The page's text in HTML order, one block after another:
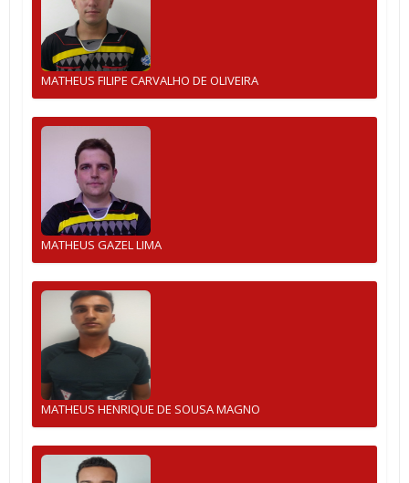
MATHEUS FILIPE CARVALHO DE OLIVEIRA
MATHEUS GAZEL LIMA
MATHEUS HENRIQUE DE SOUSA MAGNO